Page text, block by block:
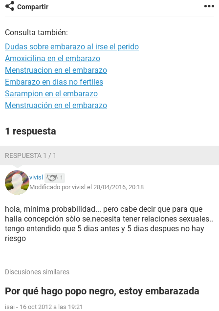
Compartir
Consulta también:
Dudas sobre embarazo al irse el perido
Amoxicilina en el embarazo
Menstruacion en el embarazo
Embarazo en días no fertiles
Sarampion en el embarazo
Menstruación en el embarazo
1 respuesta
RESPUESTA 1 / 1
vivisl 1
Modificado por vivisl el 28/04/2016, 20:18
hola, minima probabilidad... pero cabe decir que para que
halla concepción sòlo se.necesita tener relaciones sexuales..
tengo entendido que 5 dias antes y 5 dias despues no hay
riesgo
Discusiones similares
Por qué hago popo negro, estoy embarazada
isai - 16 oct 2012 a las 19:21